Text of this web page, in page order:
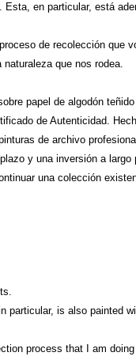
en particular, está
de recolección que
que nos rodea.
papel de algodón
de Autenticidad.
de archivo
y una inversión a
una colección
particular, is also painted
process that I am doing